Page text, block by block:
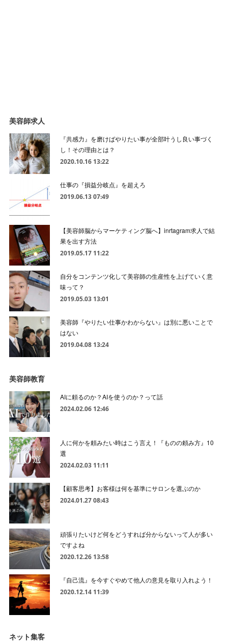
美容師求人
『共感力』を磨けばやりたい事が全部叶うし良い事づく
し！その理由とは？
2020.10.16 13:22
仕事の『損益分岐点』を超えろ
2019.06.13 07:49
【美容師脳からマーケティング脳へ】inrtagram求人で結
果を出す方法
2019.05.17 11:22
自分をコンテンツ化して美容師の生産性を上げていく意
味って？
2019.05.03 13:01
美容師『やりたい仕事かわからない』は別に悪いことで
はない
2019.04.08 13:24
美容師教育
AIに頼るのか？AIを使うのか？って話
2024.02.06 12:46
人に何かを頼みたい時はこう言え！『ものの頼み方』10
選
2024.02.03 11:11
【顧客思考】お客様は何を基準にサロンを選ぶのか
2024.01.27 08:43
頑張りたいけど何をどうすれば分からないって人が多い
ですよね
2020.12.26 13:58
『自己流』を今すぐやめて他人の意見を取り入れよう！
2020.12.14 11:39
ネット集客